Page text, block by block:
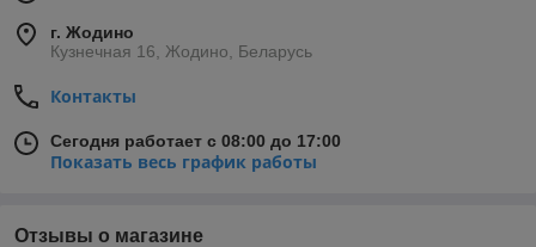
г. Жодино
Кузнечная 16, Жодино, Беларусь
Контакты
Сегодня работает с 08:00 до 17:00
Показать весь график работы
Отзывы о магазине